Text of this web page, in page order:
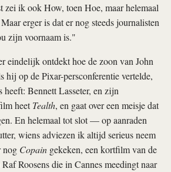
zei ik ook How, toen Hoe, maar helemaal
erger is dat er nog steeds journalisten
zijn voornaam is."
eindelijk ontdekt hoe de zoon van John
hij op de Pixar-persconferentie vertelde,
Bennett Lasseter, en zijn
heetTealth, en gaat over een meisje dat
En helemaal tot slot — op aanraden
wiens adviezen ik altijd serieus neem
Copain gekeken, een kortfilm van de
Roosens die in Cannes meedingt naar